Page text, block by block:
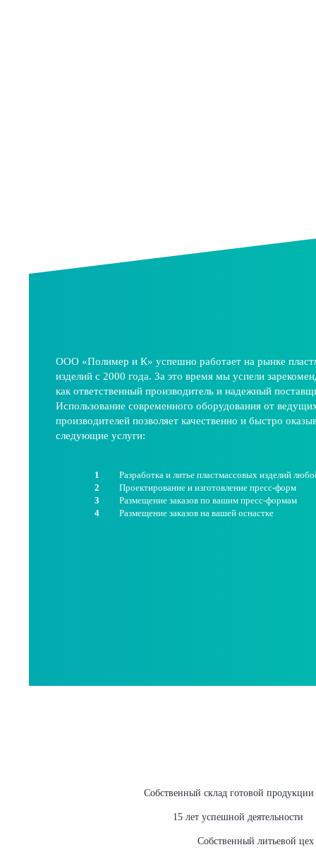
ООО «Полимер и К» успешно работает на рынке
изделий с 2000 года. За это время мы успели
как ответственный производитель и надежный
Использование современного оборудования от
производителей позволяет качественно и быстро
следующие услуги:
Разработка и литье пластмассовых изделий
Проектирование и изготовление пресс-форм
Размещение заказов по вашим пресс-формам
Размещение заказов на вашей оснастке
Собственный склад готовой продукции
15 лет успешной деятельности
Собственный литьевой цех